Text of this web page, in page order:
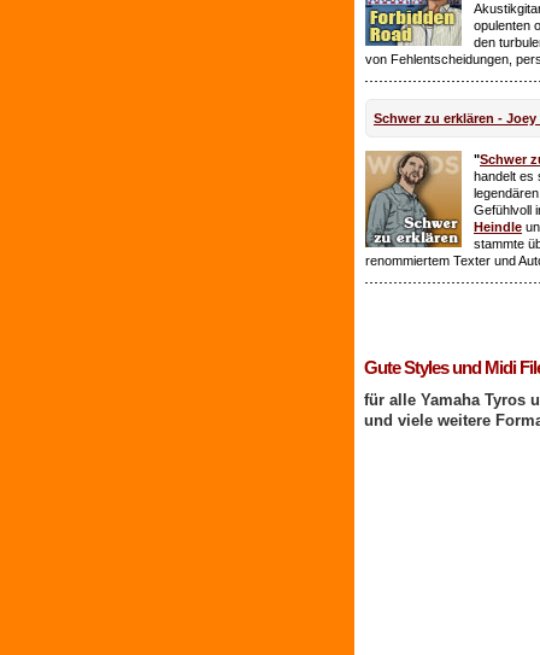
opulenten
den
von Fehlentscheidungen,
Schwer zu erklären - Joey
"Schwer
handelt es
Gefühlvoll
Heindle
stammte
renommiertem Texter und
Gute Styles und Midi
für alle Yamaha Tyros
und viele weitere